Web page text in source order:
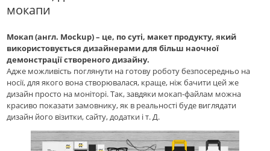
мокапи
Мокап (англ. Mockup) – це, по суті, макет продукту, який
використовується дизайнерами для більш наочної
демонстрації створеного дизайну.
Адже можливість поглянути на готову роботу безпосередньо на
носії, для якого вона створювалася, краще, ніж бачити цей же
дизайн просто на моніторі. Так, завдяки мокап-файлам можна
красиво показати замовнику, як в реальності буде виглядати
дизайн його візитки, сайту, додатки і т. Д.